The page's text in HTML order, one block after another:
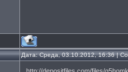
Дата: Среда, 03.10.2012, 16:36 |